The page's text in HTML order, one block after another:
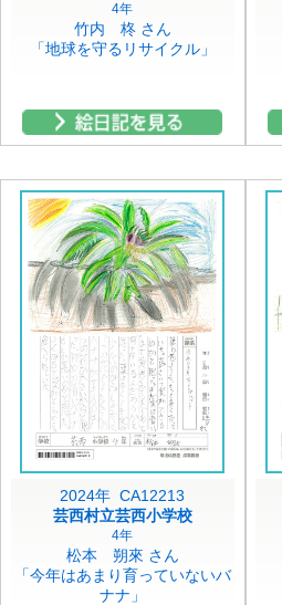
4年
竹内 柊 さん
「地球を守るリサイクル」
2024年 CA12213
芸西村立芸西小学校
4年
松本 朔來 さん
「今年はあまり育っていないバ
ナナ」